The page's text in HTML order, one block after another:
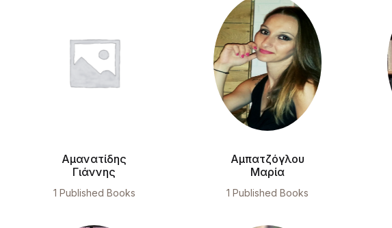
Αμανατίδης
Γιάννης
1 Published Books
Αμπατζόγλου
Μαρία
1 Published Books